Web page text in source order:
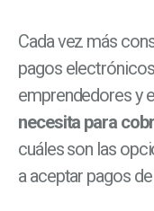
Cada vez más
pagos
emprendedores y
necesita para
cuáles son las
a aceptar pagos